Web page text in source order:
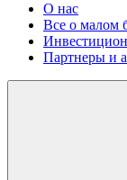
О нас
Все о малом
Партнеры и